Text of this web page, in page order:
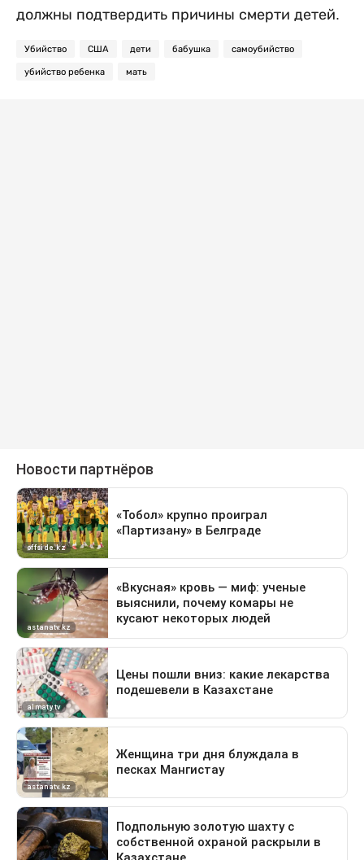
должны подтвердить причины смерти детей.
Убийство США дети бабушка самоубийство
убийство ребенка мать